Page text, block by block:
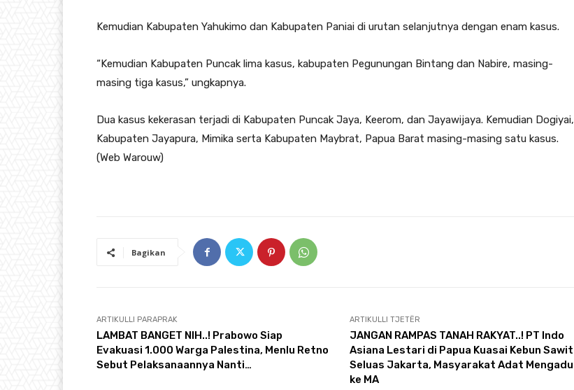
Kemudian Kabupaten Yahukimo dan Kabupaten Paniai di urutan selanjutnya dengan enam kasus.
“Kemudian Kabupaten Puncak lima kasus, kabupaten Pegunungan Bintang dan Nabire, masing-
masing tiga kasus,” ungkapnya.
Dua kasus kekerasan terjadi di Kabupaten Puncak Jaya, Keerom, dan Jayawijaya. Kemudian Dogiyai,
Kabupaten Jayapura, Mimika serta Kabupaten Maybrat, Papua Barat masing-masing satu kasus.
(Web Warouw)
Bagikan
ARTIKULLI PARAPRAK
LAMBAT BANGET NIH..! Prabowo Siap
Evakuasi 1.000 Warga Palestina, Menlu Retno
Sebut Pelaksanaannya Nanti…
ARTIKULLI TJETËR
JANGAN RAMPAS TANAH RAKYAT..! PT Indo
Asiana Lestari di Papua Kuasai Kebun Sawit
Seluas Jakarta, Masyarakat Adat Mengadu
ke MA